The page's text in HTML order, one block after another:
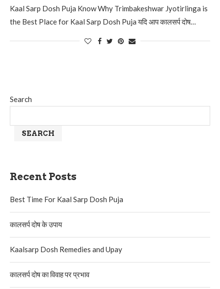
Kaal Sarp Dosh Puja Know Why Trimbakeshwar Jyotirlinga is
the Best Place for Kaal Sarp Dosh Puja यदि आप कालसर्प दोष…
Search
SEARCH
Recent Posts
Best Time For Kaal Sarp Dosh Puja
कालसर्प दोष के उपाय
Kaalsarp Dosh Remedies and Upay
कालसर्प दोष का विवाह पर प्रभाव